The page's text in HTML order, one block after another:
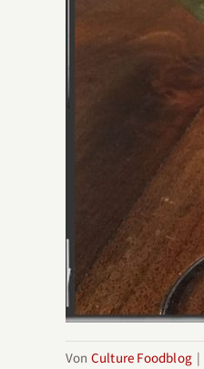
Von Culture Foodblog |